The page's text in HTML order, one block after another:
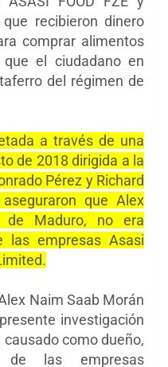
que recibieron dinero
comprar alimentos
el ciudadano en
del régimen de
a través de una
de 2018 dirigida a la
Pérez y Richard
que Alex
de Maduro, no era
las empresas Asasi
Naim Saab Morán
investigación
como dueño,
de las empresas